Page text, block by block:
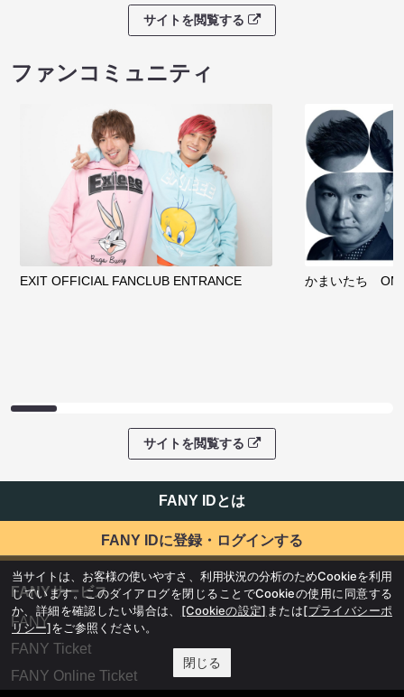
サイトを閲覧する
ファンコミュニティ
EXIT OFFICIAL FANCLUB ENTRANCE かまいたち
サイトを閲覧する
FANY IDとは
FANY IDに登録・ログインする
FANYサービス
FANY
FANY Ticket
FANY Online Ticket
当サイトは、お客様の使いやすさ、利用状況の分析のためCookieを利用
しています。このダイアログを閉じることでCookieの使用に同意する
か、詳細を確認したい場合は、 [Cookieの設定] または[プライバシーポ
リシー]をご参照ください。
閉じる